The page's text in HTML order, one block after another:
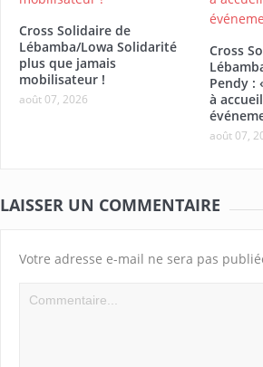
Cross Solidaire de
Lébamba/Lowa Solidarité
plus que jamais
mobilisateur !
août 07, 2026
Cross
Pendy :
à
août 07,
LAISSER UN COMMENTAIRE
Votre adresse e-mail ne sera pas